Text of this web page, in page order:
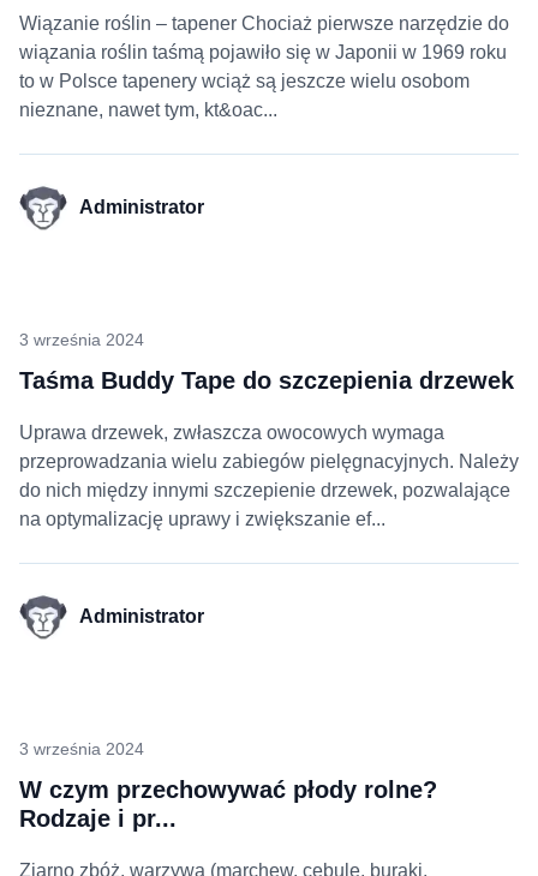
Wiązanie roślin – tapener Chociaż pierwsze narzędzie do
wiązania roślin taśmą pojawiło się w Japonii w 1969 roku
to w Polsce tapenery wciąż są jeszcze wielu osobom
nieznane, nawet tym, kt&oac...
Administrator
3 września 2024
Taśma Buddy Tape do szczepienia drzewek
Uprawa drzewek, zwłaszcza owocowych wymaga
przeprowadzania wielu zabiegów pielęgnacyjnych. Należy
do nich między innymi szczepienie drzewek, pozwalające
na optymalizację uprawy i zwiększanie ef...
Administrator
3 września 2024
W czym przechowywać płody rolne?
Rodzaje i pr...
Ziarno zbóż, warzywa (marchew, cebulę, buraki,